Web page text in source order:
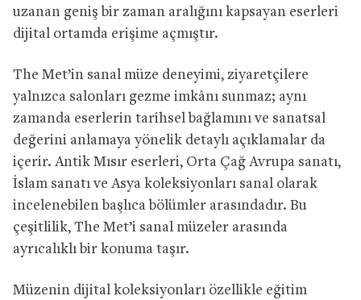
uzanan geniş bir zaman aralığını kapsayan eserleri
dijital ortamda erişime açmıştır.
The Met’in sanal müze deneyimi, ziyaretçilere
yalnızca salonları gezme imkânı sunmaz; aynı
zamanda eserlerin tarihsel bağlamını ve sanatsal
değerini anlamaya yönelik detaylı açıklamalar da
içerir. Antik Mısır eserleri, Orta Çağ Avrupa sanatı,
İslam sanatı ve Asya koleksiyonları sanal olarak
incelenebilen başlıca bölümler arasındadır. Bu
çeşitlilik, The Met’i sanal müzeler arasında
ayrıcalıklı bir konuma taşır.
Müzenin dijital koleksiyonları özellikle eğitim